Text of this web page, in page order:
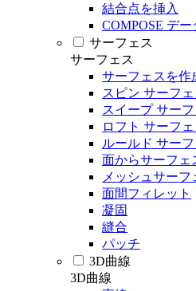
結合点を挿入
COMPOSE デー
サーフェス
サーフェス
サーフェスを作
スピン サーフェ
スイープ サー
ロフト サーフェ
ルールド サー
面からサーフェ
メッシュサーフ
面間フィレット
凝固
縫合
パッチ
3D曲線
3D曲線